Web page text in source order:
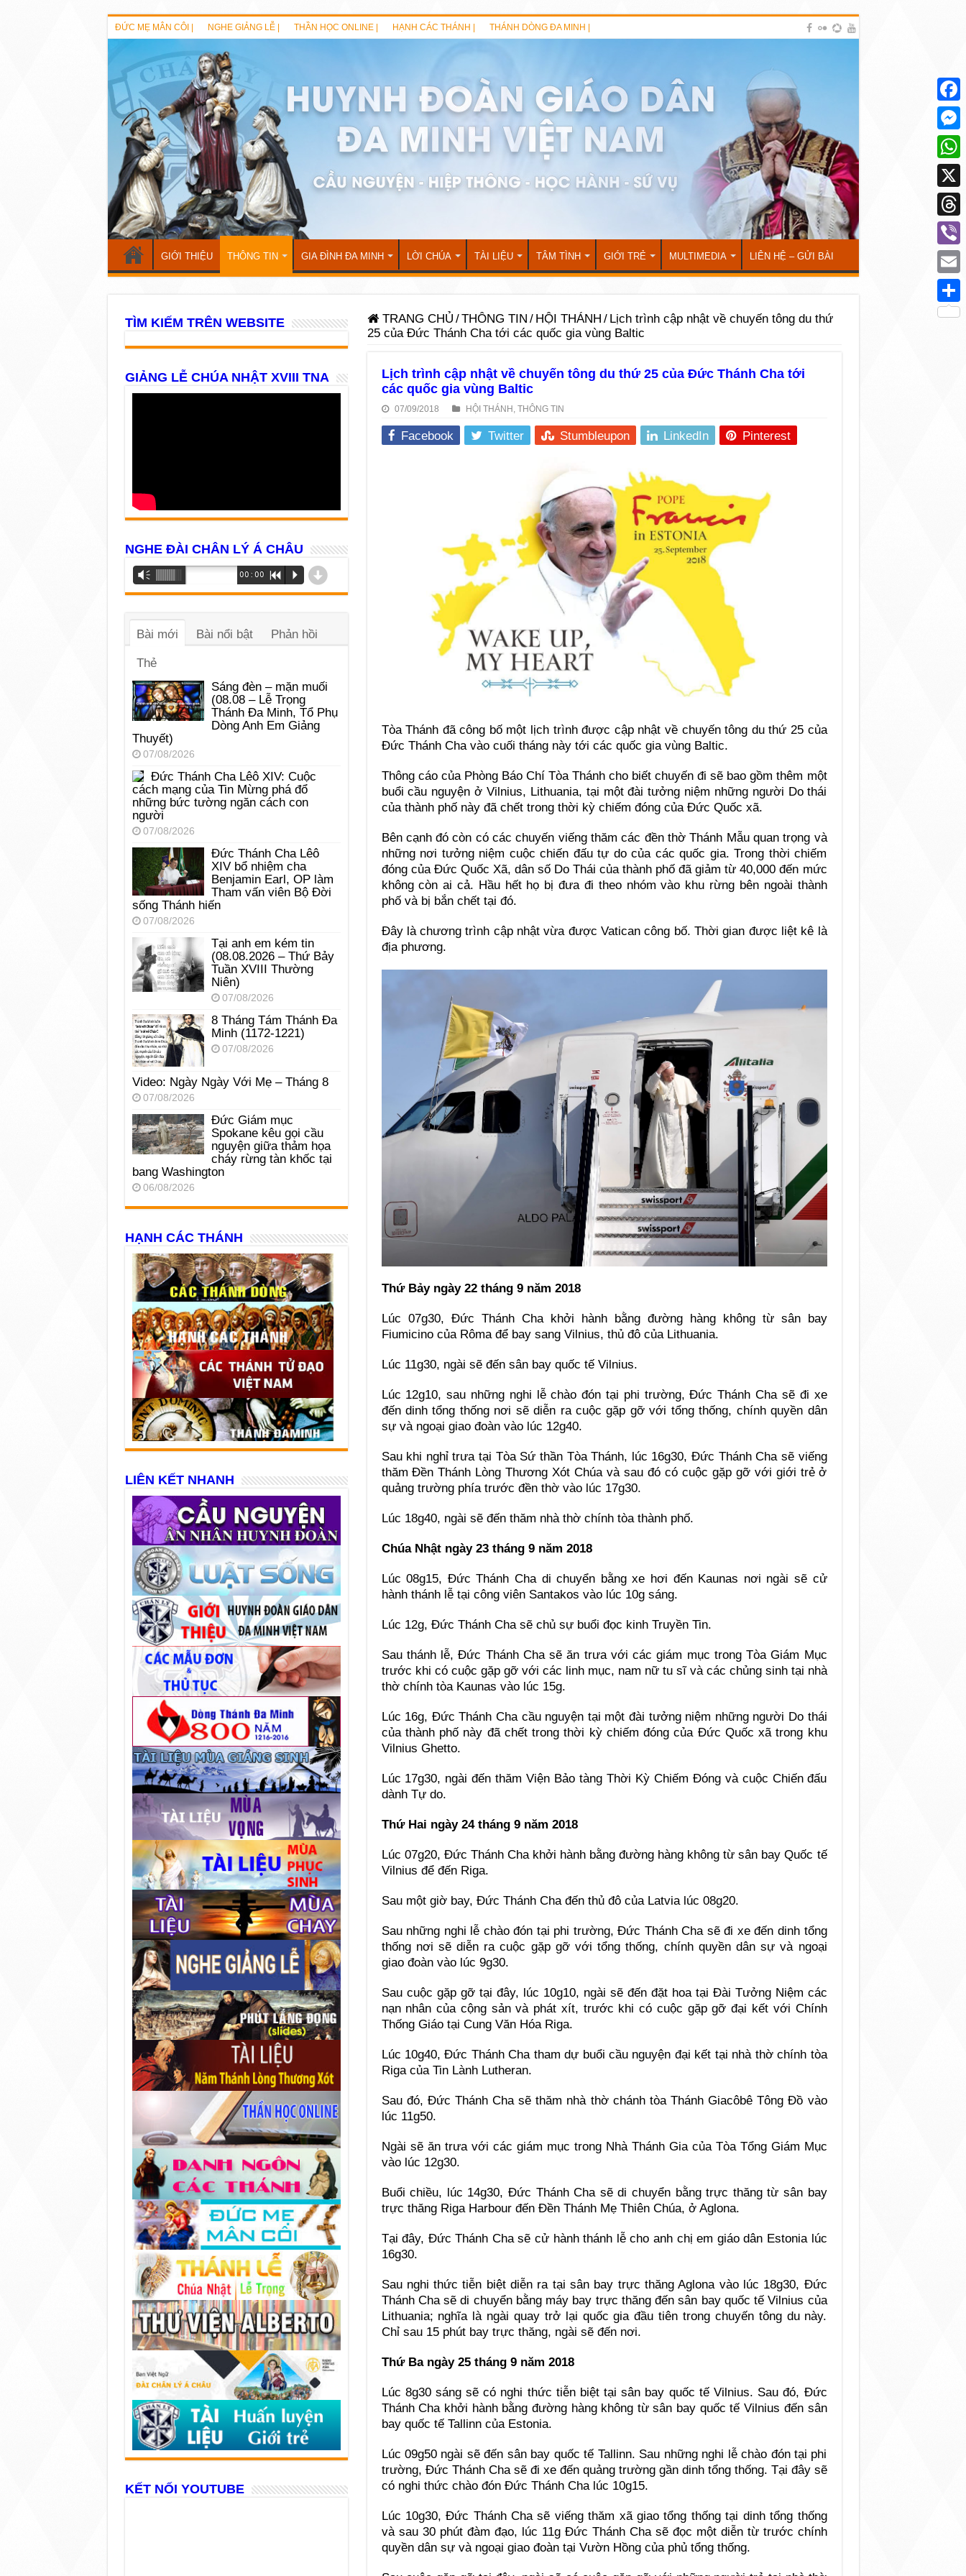
ĐỨC MẸ MÂN CÔI | NGHE GIẢNG LỄ | THẦN HỌC ONLINE | HẠNH CÁC THÁNH | THÁNH DÒNG ĐA MINH |
GIỚI THIỆU THÔNG TIN GIA ĐÌNH ĐA MINH LỜI CHÚA TÀI LIỆU TÂM TÌNH GIỚI TRẺ MULTIMEDIA LIÊN HỆ – GỬI BÀI
TRANG CHỦ /THÔNG TIN / HỘI THÁNH / Lịch trình cập nhật về chuyến tông du thứ
25 của Đức Thánh Cha tới các quốc gia vùng Baltic
Lịch trình cập nhật về chuyến tông du thứ 25 của Đức Thánh Cha tới
các quốc gia vùng Baltic
07/09/2018 HỘI THÁNH , THÔNG TIN
Facebook Twitter Stumbleupon LinkedIn Pinterest
Tòa Thánh đã công bố một lịch trình được cập nhật về chuyến tông du thứ 25 của
Đức Thánh Cha vào cuối tháng này tới các quốc gia vùng Baltic.
Thông cáo của Phòng Báo Chí Tòa Thánh cho biết chuyến đi sẽ bao gồm thêm một
buổi cầu nguyện ở Vilnius, Lithuania, tại một đài tưởng niệm những người Do thái
của thành phố này đã chết trong thời kỳ chiếm đóng của Đức Quốc xã.
Bên cạnh đó còn có các chuyến viếng thăm các đền thờ Thánh Mẫu quan trọng và
những nơi tưởng niệm cuộc chiến đấu tự do của các quốc gia. Trong thời chiếm
đóng của Đức Quốc Xã, dân số Do Thái của thành phố đã giảm từ 40,000 đến mức
không còn ai cả. Hầu hết họ bị đưa đi theo nhóm vào khu rừng bên ngoài thành
phố và bị bắn chết tại đó.
Đây là chương trình cập nhật vừa được Vatican công bố. Thời gian được liệt kê là
địa phương.
Thứ Bảy ngày 22 tháng 9 năm 2018
Lúc 07g30, Đức Thánh Cha khởi hành bằng đường hàng không từ sân bay
Fiumicino của Rôma để bay sang Vilnius, thủ đô của Lithuania.
Lúc 11g30, ngài sẽ đến sân bay quốc tế Vilnius.
Lúc 12g10, sau những nghi lễ chào đón tại phi trường, Đức Thánh Cha sẽ đi xe
đến dinh tổng thống nơi sẽ diễn ra cuộc gặp gỡ với tổng thống, chính quyền dân
sự và ngoại giao đoàn vào lúc 12g40.
Sau khi nghỉ trưa tại Tòa Sứ thần Tòa Thánh, lúc 16g30, Đức Thánh Cha sẽ viếng
thăm Đền Thánh Lòng Thương Xót Chúa và sau đó có cuộc gặp gỡ với giới trẻ ở
quảng trường phía trước đền thờ vào lúc 17g30.
Lúc 18g40, ngài sẽ đến thăm nhà thờ chính tòa thành phố.
Chúa Nhật ngày 23 tháng 9 năm 2018
Lúc 08g15, Đức Thánh Cha di chuyển bằng xe hơi đến Kaunas nơi ngài sẽ cử
hành thánh lễ tại công viên Santakos vào lúc 10g sáng.
Lúc 12g, Đức Thánh Cha sẽ chủ sự buổi đọc kinh Truyền Tin.
Sau thánh lễ, Đức Thánh Cha sẽ ăn trưa với các giám mục trong Tòa Giám Mục
trước khi có cuộc gặp gỡ với các linh mục, nam nữ tu sĩ và các chủng sinh tại nhà
thờ chính tòa Kaunas vào lúc 15g.
Lúc 16g, Đức Thánh Cha cầu nguyện tại một đài tưởng niệm những người Do thái
của thành phố này đã chết trong thời kỳ chiếm đóng của Đức Quốc xã trong khu
Vilnius Ghetto.
Lúc 17g30, ngài đến thăm Viện Bảo tàng Thời Kỳ Chiếm Đóng và cuộc Chiến đấu
dành Tự do.
Thứ Hai ngày 24 tháng 9 năm 2018
Lúc 07g20, Đức Thánh Cha khởi hành bằng đường hàng không từ sân bay Quốc tế
Vilnius để đến Riga.
Sau một giờ bay, Đức Thánh Cha đến thủ đô của Latvia lúc 08g20.
Sau những nghi lễ chào đón tại phi trường, Đức Thánh Cha sẽ đi xe đến dinh tổng
thống nơi sẽ diễn ra cuộc gặp gỡ với tổng thống, chính quyền dân sự và ngoại
giao đoàn vào lúc 9g30.
Sau cuộc gặp gỡ tại đây, lúc 10g10, ngài sẽ đến đặt hoa tại Đài Tưởng Niệm các
nạn nhân của cộng sản và phát xít, trước khi có cuộc gặp gỡ đại kết với Chính
Thống Giáo tại Cung Văn Hóa Riga.
Lúc 10g40, Đức Thánh Cha tham dự buổi cầu nguyện đại kết tại nhà thờ chính tòa
Riga của Tin Lành Lutheran.
Sau đó, Đức Thánh Cha sẽ thăm nhà thờ chánh tòa Thánh Giacôbê Tông Đồ vào
lúc 11g50.
Ngài sẽ ăn trưa với các giám mục trong Nhà Thánh Gia của Tòa Tổng Giám Mục
vào lúc 12g30.
Buổi chiều, lúc 14g30, Đức Thánh Cha sẽ di chuyển bằng trực thăng từ sân bay
trực thăng Riga Harbour đến Đền Thánh Mẹ Thiên Chúa, ở Aglona.
Tại đây, Đức Thánh Cha sẽ cử hành thánh lễ cho anh chị em giáo dân Estonia lúc
16g30.
Sau nghi thức tiễn biệt diễn ra tại sân bay trực thăng Aglona vào lúc 18g30, Đức
Thánh Cha sẽ di chuyển bằng máy bay trực thăng đến sân bay quốc tế Vilnius của
Lithuania; nghĩa là ngài quay trở lại quốc gia đầu tiên trong chuyến tông du này.
Chỉ sau 15 phút bay trực thăng, ngài sẽ đến nơi.
Thứ Ba ngày 25 tháng 9 năm 2018
Lúc 8g30 sáng sẽ có nghi thức tiễn biệt tại sân bay quốc tế Vilnius. Sau đó, Đức
Thánh Cha khởi hành bằng đường hàng không từ sân bay quốc tế Vilnius đến sân
bay quốc tế Tallinn của Estonia.
Lúc 09g50 ngài sẽ đến sân bay quốc tế Tallinn. Sau những nghi lễ chào đón tại phi
trường, Đức Thánh Cha sẽ đi xe đến quảng trường gần dinh tổng thống. Tại đây sẽ
có nghi thức chào đón Đức Thánh Cha lúc 10g15.
Lúc 10g30, Đức Thánh Cha sẽ viếng thăm xã giao tổng thống tại dinh tổng thống
và sau 30 phút đàm đạo, lúc 11g Đức Thánh Cha sẽ đọc một diễn từ trước chính
quyền dân sự và ngoại giao đoàn tại Vườn Hồng của phủ tổng thống.
TÌM KIẾM TRÊN WEBSITE
GIẢNG LỄ CHÚA NHẬT XVIII TNA
NGHE ĐÀI CHÂN LÝ Á CHÂU
Trình
phát
âm
Vm 00:00 R P d
Bài mới Bài nổi bật Phản hồi
Thẻ
Sáng đèn – mặn muối
(08.08 – Lễ Trọng
Thánh Đa Minh, Tổ Phụ
Dòng Anh Em Giảng
Thuyết)
07/08/2026
Đức Thánh Cha Lêô XIV: Cuộc
cách mạng của Tin Mừng phá đổ
những bức tường ngăn cách con
người
07/08/2026
Đức Thánh Cha Lêô
XIV bổ nhiệm cha
Benjamin Earl, OP làm
Tham vấn viên Bộ Đời
sống Thánh hiến
07/08/2026
Tại anh em kém tin
(08.08.2026 – Thứ Bảy
Tuần XVIII Thường
Niên)
07/08/2026
8 Tháng Tám Thánh Ða
Minh (1172-1221)
07/08/2026
Video: Ngày Ngày Với Mẹ – Tháng 8
07/08/2026
Đức Giám mục
Spokane kêu gọi cầu
nguyện giữa thảm họa
cháy rừng tàn khốc tại
bang Washington
06/08/2026
HẠNH CÁC THÁNH
LIÊN KẾT NHANH
KẾT NỐI YOUTUBE
X
Viber